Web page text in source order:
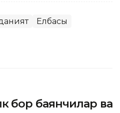
Елбасы
бор баянчилар ва